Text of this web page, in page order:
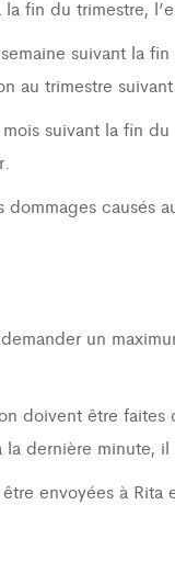
fin du trimestre,
suivant la
au trimestre
suivant la fin
un
doivent être
dernière minute,
envoyées à